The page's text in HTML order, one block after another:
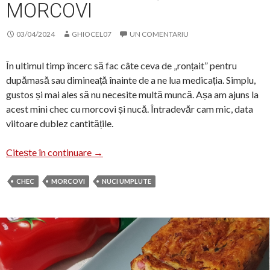
MORCOVI
03/04/2024 GHIOCEL07 UN COMENTARIU
În ultimul timp încerc să fac câte ceva de „ronțait” pentru
dupămasă sau dimineață înainte de a ne lua medicația. Simplu,
gustos și mai ales să nu necesite multă muncă. Așa am ajuns la
acest mini chec cu morcovi și nucă. Întradevăr cam mic, data
viitoare dublez cantitățile.
Citește în continuare Checul iepurașului, cu morcovi
→
CHEC MORCOVI NUCI UMPLUTE